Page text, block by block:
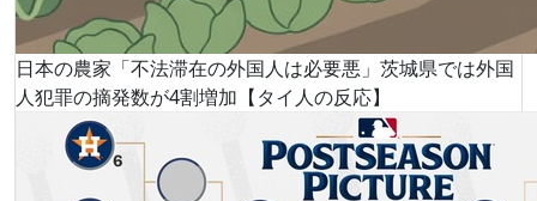
日本の農家「不法滞在の外国人は必要悪」茨城県では外国
人犯罪の摘発数が4割増加【タイ人の反応】